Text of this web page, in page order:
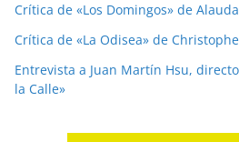
Crítica de «Los Domingos» de
Crítica de «La Odisea» de
Entrevista a Juan Martín Hsu,
la Calle»